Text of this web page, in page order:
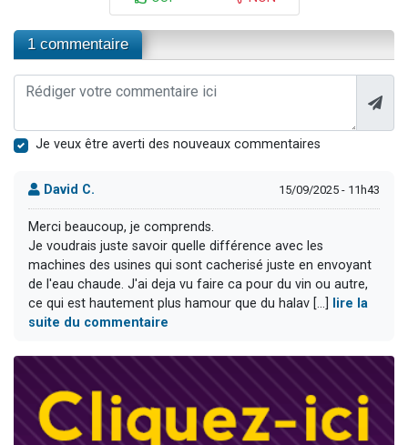
1 commentaire
Je veux être averti des nouveaux commentaires
David C. 15/09/2025 - 11h43
Merci beaucoup, je comprends.
Je voudrais juste savoir quelle différence avec les
machines des usines qui sont cacherisé juste en envoyant
de l'eau chaude. J'ai deja vu faire ca pour du vin ou autre,
ce qui est hautement plus hamour que du halav [...]
lire la
suite du commentaire